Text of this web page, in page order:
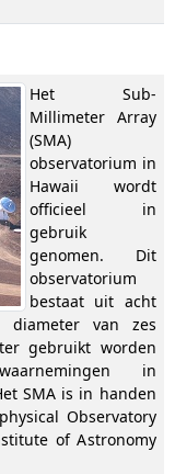
Het Sub-
Millimeter Array
(SMA)
observatorium in
Hawaii wordt
officieel in
gebruik
genomen. Dit
observatorium
bestaat uit acht
diameter van zes
gebruikt worden
in
SMA is in handen
Observatory
of Astronomy